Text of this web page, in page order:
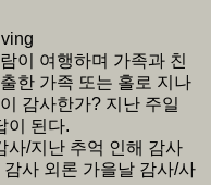
이 여행하며 가족과 친
한 가족 또는 홀로 지나
감사한가? 지난 주일
이 된다.
사/지난 추억 인해 감사
사 외론 가을날 감사/사